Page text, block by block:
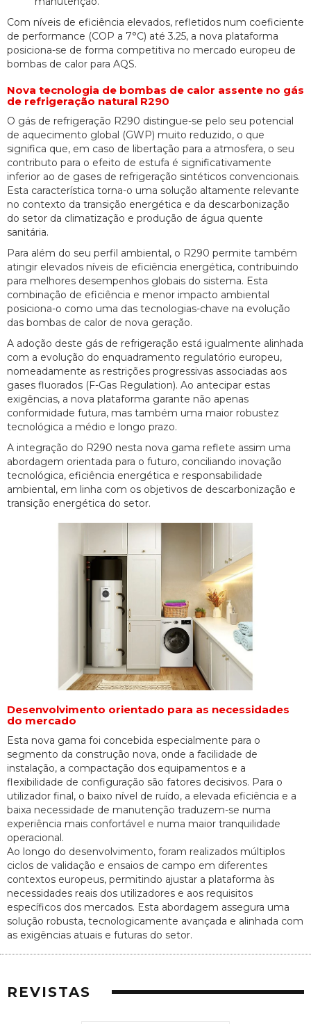
Com níveis de eficiência elevados, refletidos num coeficiente
de performance (COP a 7°C) até 3.25, a nova plataforma
posiciona-se de forma competitiva no mercado europeu de
bombas de calor para AQS.
Nova tecnologia de bombas de calor assente no gás
de refrigeração natural R290
O gás de refrigeração R290 distingue-se pelo seu potencial
de aquecimento global (GWP) muito reduzido, o que
significa que, em caso de libertação para a atmosfera, o seu
contributo para o efeito de estufa é significativamente
inferior ao de gases de refrigeração sintéticos convencionais.
Esta característica torna-o uma solução altamente relevante
no contexto da transição energética e da descarbonização
do setor da climatização e produção de água quente
sanitária.
Para além do seu perfil ambiental, o R290 permite também
atingir elevados níveis de eficiência energética, contribuindo
para melhores desempenhos globais do sistema. Esta
combinação de eficiência e menor impacto ambiental
posiciona-o como uma das tecnologias-chave na evolução
das bombas de calor de nova geração.
A adoção deste gás de refrigeração está igualmente alinhada
com a evolução do enquadramento regulatório europeu,
nomeadamente as restrições progressivas associadas aos
gases fluorados (F-Gas Regulation). Ao antecipar estas
exigências, a nova plataforma garante não apenas
conformidade futura, mas também uma maior robustez
tecnológica a médio e longo prazo.
A integração do R290 nesta nova gama reflete assim uma
abordagem orientada para o futuro, conciliando inovação
tecnológica, eficiência energética e responsabilidade
ambiental, em linha com os objetivos de descarbonização e
transição energética do setor.
Desenvolvimento orientado para as necessidades
do mercado
Esta nova gama foi concebida especialmente para o
segmento da construção nova, onde a facilidade de
instalação, a compactação dos equipamentos e a
flexibilidade de configuração são fatores decisivos. Para o
utilizador final, o baixo nível de ruído, a elevada eficiência e a
baixa necessidade de manutenção traduzem-se numa
experiência mais confortável e numa maior tranquilidade
operacional.
Ao longo do desenvolvimento, foram realizados múltiplos
ciclos de validação e ensaios de campo em diferentes
contextos europeus, permitindo ajustar a plataforma às
necessidades reais dos utilizadores e aos requisitos
específicos dos mercados. Esta abordagem assegura uma
solução robusta, tecnologicamente avançada e alinhada com
as exigências atuais e futuras do setor.
REVISTAS